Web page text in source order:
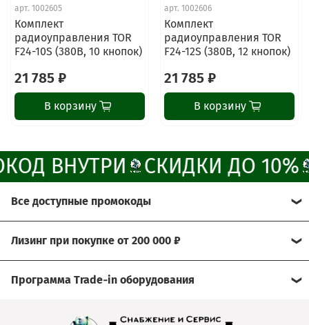
арт. 1002605
Комплект
радиоуправления TOR
F24-10S (380В, 10 кнопок)
21 785 ₽
В корзину
арт. 1002606
Комплект
радиоуправления TOR
F24-12S (380В, 12 кнопок)
21 785 ₽
В корзину
ВНУТРИ СКИДКИ ДО 10%
Все доступные промокоды
Мы рады предложить Вам возможность
воспользоваться нашими эксклюзивными
Лизинг при покупке от 200 000 ₽
- условия подбираются индивидуально
Программа Trade‑in оборудования
Свяжитесь с нами через любой удобный
Написать менеджеру в MAX
Отдел продаж и сервис
Позвонить
Группа Вконтакте
Канал MAX